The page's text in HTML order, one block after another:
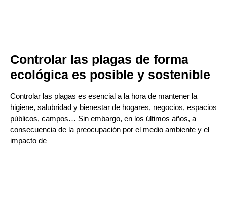
Controlar las plagas de forma
ecológica es posible y sostenible
Controlar las plagas es esencial a la hora de mantener la
higiene, salubridad y bienestar de hogares, negocios, espacios
públicos, campos… Sin embargo, en los últimos años, a
consecuencia de la preocupación por el medio ambiente y el
impacto de